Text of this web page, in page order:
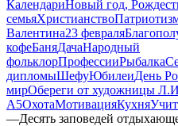
КалендариНовый год,
семьяХристианство
Валентина23 февраля
кофеБаняДачаНародный
фольклорПрофессииРыбалка
дипломыШефуЮбилеиДень
мирОбереги от художницы
А5ОхотаМотивацияКухня
—Десять заповедей